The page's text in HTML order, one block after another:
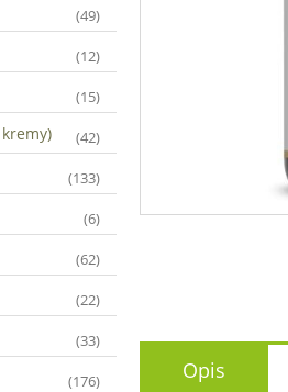
(49)
(12)
(15)
(42)
(133)
(6)
(62)
(22)
(33)
(176) Opis